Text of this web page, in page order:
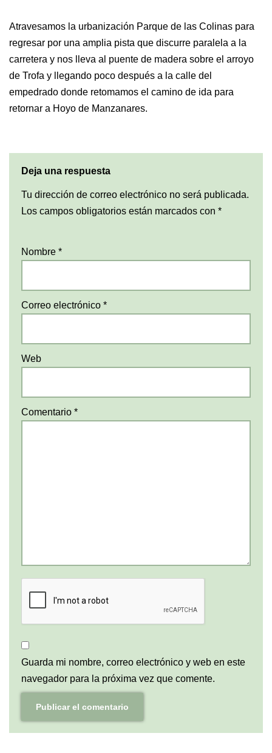
Atravesamos la urbanización Parque de las Colinas para
regresar por una amplia pista que discurre paralela a la
carretera y nos lleva al puente de madera sobre el arroyo
de Trofa y llegando poco después a la calle del
empedrado donde retomamos el camino de ida para
retornar a Hoyo de Manzanares.
Deja una respuesta
Tu dirección de correo electrónico no será publicada.
Los campos obligatorios están marcados con *
Nombre *
Correo electrónico *
Web
Comentario *
Guarda mi nombre, correo electrónico y web en este
navegador para la próxima vez que comente.